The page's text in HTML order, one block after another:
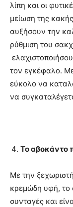
λίπη και οι
μείωση της
αυξήσουν την
ρύθμιση του
τον εγκέφαλο.
εύκολο να
να
Το αβοκάντο
Με την
κρεμώδη υφή, το
συνταγές και